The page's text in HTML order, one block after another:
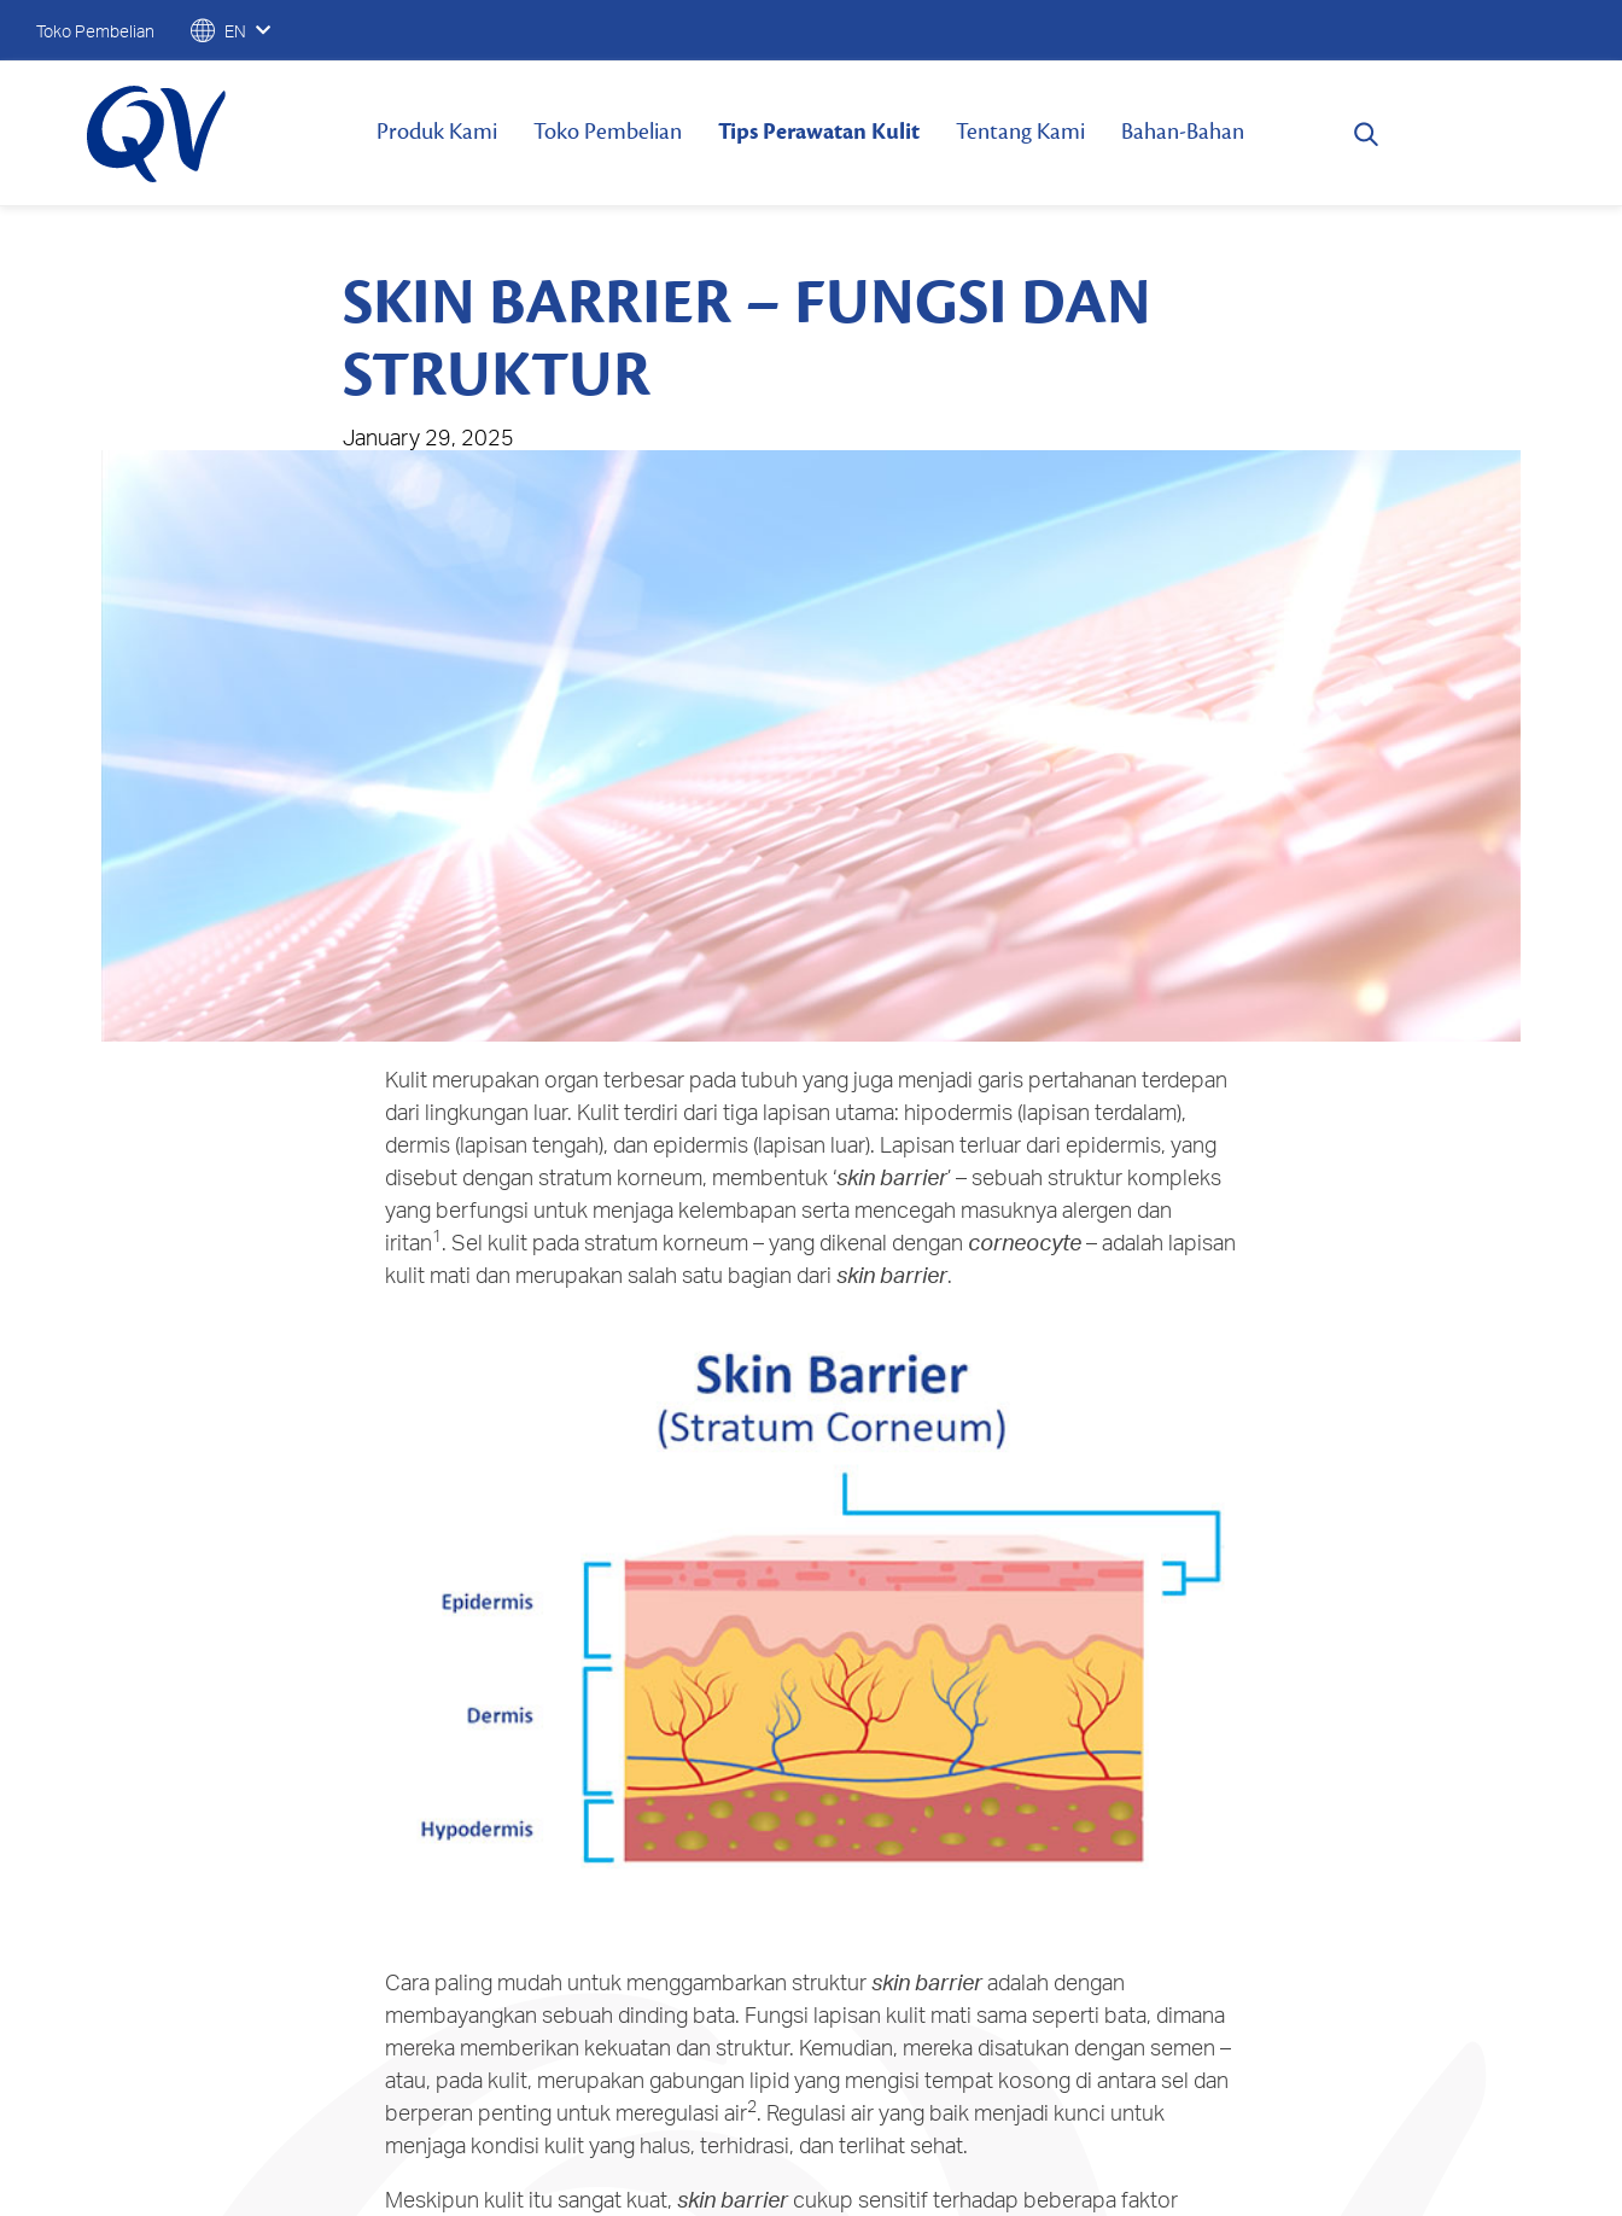
Toko Pembelian EN
Produk Kami Toko Pembelian Tips Perawatan Kulit Tentang Kami Bahan-Bahan
SKIN BARRIER – FUNGSI DAN
STRUKTUR
January 29, 2025
Kulit merupakan organ terbesar pada tubuh yang juga menjadi garis pertahanan terdepan
dari lingkungan luar. Kulit terdiri dari tiga lapisan utama: hipodermis (lapisan terdalam),
dermis (lapisan tengah), dan epidermis (lapisan luar). Lapisan terluar dari epidermis, yang
disebut dengan stratum korneum, membentuk ‘skin barrier’ – sebuah struktur kompleks
yang berfungsi untuk menjaga kelembapan serta mencegah masuknya alergen dan
iritan1. Sel kulit pada stratum korneum – yang dikenal dengan corneocyte– adalah lapisan
kulit mati dan merupakan salah satu bagian dariskin barrier.
Cara paling mudah untuk menggambarkan strukturskin barrieradalah dengan
membayangkan sebuah dinding bata. Fungsi lapisan kulit mati sama seperti bata, dimana
mereka memberikan kekuatan dan struktur. Kemudian, mereka disatukan dengan semen –
atau, pada kulit, merupakan gabungan lipid yang mengisi tempat kosong di antara sel dan
berperan penting untuk meregulasi air2. Regulasi air yang baik menjadi kunci untuk
menjaga kondisi kulit yang halus, terhidrasi, dan terlihat sehat.
Meskipun kulit itu sangat kuat,skin barriercukup sensitif terhadap beberapa faktor